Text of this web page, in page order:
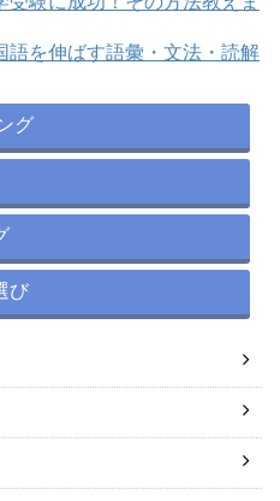
語を伸ばす語彙・文法・読解
グ
び